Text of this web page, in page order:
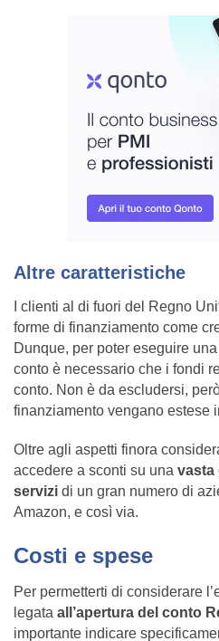
Altre caratteristiche
I clienti al di fuori del Regno
forme di finanziamento come
Dunque, per poter eseguire
conto è necessario che i fondi
conto. Non è da escludersi,
finanziamento vengano estese
Oltre agli aspetti finora
accedere a sconti su una vasta
servizi di un gran numero di
Amazon, e così via.
Costi e spese
Per permetterti di considerare
legata all’apertura del conto
importante indicare